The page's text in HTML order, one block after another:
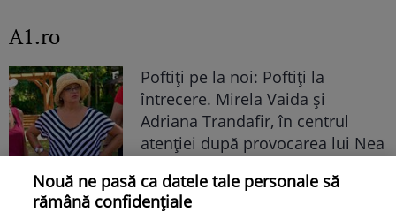
A1.ro
Poftiți pe la noi: Poftiți la
întrecere. Mirela Vaida și
Adriana Trandafir, în centrul
atenției după provocarea lui Nea
Nouă ne pasă ca datele tale personale să
rămână confidențiale